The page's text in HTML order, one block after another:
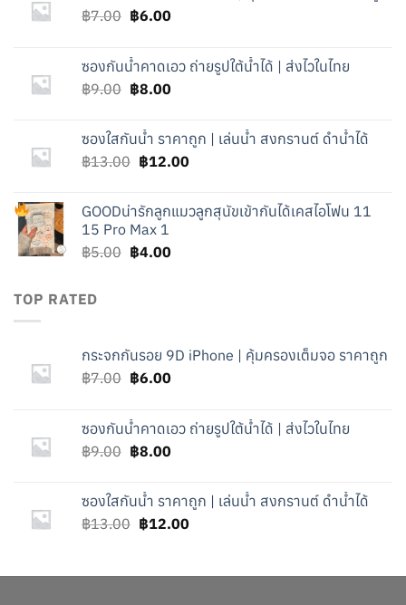
฿7.00 Original
฿7.00.
฿6.00Current
฿6.00.
ซองกันน้ำคาดเอว ถ่ายรูปใต้น้ำได้ | ส่งไวในไทย
฿9.00 Original
was:
฿9.00.
฿8.00Current
฿8.00.
ซองใสกันน้ำ ราคาถูก | เล่นน้ำ สงกรานต์ ดำน้ำได้
฿13.00 Original
฿13.00.
฿12.00Current
฿12.00.
GOODน่ารักลูกแมวลูกสุนัขเข้ากันได้เคสไอโฟน 11
15 Pro Max 1
฿5.00 Original
฿4.00Current
TOP RATED
กระจกกันรอย 9D iPhone | คุ้มครองเต็มจอ ราคาถูก
฿7.00 Original
was:
฿7.00.
฿6.00Current
฿6.00.
ซองกันน้ำคาดเอว ถ่ายรูปใต้น้ำได้ | ส่งไวในไทย
฿9.00 Original
was:
฿9.00.
฿8.00Current
฿8.00.
ซองใสกันน้ำ ราคาถูก | เล่นน้ำ สงกรานต์ ดำน้ำได้
฿13.00 Original
฿13.00.
฿12.00Current
฿12.00.